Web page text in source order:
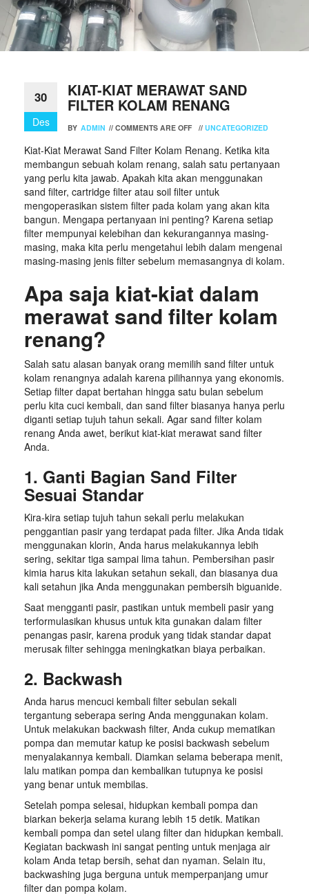
30
Des
KIAT-KIAT MERAWAT SAND
FILTER KOLAM RENANG
BY ADMIN // COMMENTS ARE OFF // UNCATEGORIZED
Kiat-Kiat Merawat Sand Filter Kolam Renang. Ketika kita
membangun sebuah kolam renang, salah satu pertanyaan
yang perlu kita jawab. Apakah kita akan menggunakan
sand filter, cartridge filter atau soil filter untuk
mengoperasikan sistem filter pada kolam yang akan kita
bangun. Mengapa pertanyaan ini penting? Karena setiap
filter mempunyai kelebihan dan kekurangannya masing-
masing, maka kita perlu mengetahui lebih dalam mengenai
masing-masing jenis filter sebelum memasangnya di kolam.
Apa saja kiat-kiat dalam
merawat sand filter kolam
renang?
Salah satu alasan banyak orang memilih sand filter untuk
kolam renangnya adalah karena pilihannya yang ekonomis.
Setiap filter dapat bertahan hingga satu bulan sebelum
perlu kita cuci kembali, dan sand filter biasanya hanya perlu
diganti setiap tujuh tahun sekali. Agar sand filter kolam
renang Anda awet, berikut kiat-kiat merawat sand filter
Anda.
1. Ganti Bagian Sand Filter
Sesuai Standar
Kira-kira setiap tujuh tahun sekali perlu melakukan
penggantian pasir yang terdapat pada filter. Jika Anda tidak
menggunakan klorin, Anda harus melakukannya lebih
sering, sekitar tiga sampai lima tahun. Pembersihan pasir
kimia harus kita lakukan setahun sekali, dan biasanya dua
kali setahun jika Anda menggunakan pembersih biguanide.
Saat mengganti pasir, pastikan untuk membeli pasir yang
terformulasikan khusus untuk kita gunakan dalam filter
penangas pasir, karena produk yang tidak standar dapat
merusak filter sehingga meningkatkan biaya perbaikan.
2. Backwash
Anda harus mencuci kembali filter sebulan sekali
tergantung seberapa sering Anda menggunakan kolam.
Untuk melakukan backwash filter, Anda cukup mematikan
pompa dan memutar katup ke posisi backwash sebelum
menyalakannya kembali. Diamkan selama beberapa menit,
lalu matikan pompa dan kembalikan tutupnya ke posisi
yang benar untuk membilas.
Setelah pompa selesai, hidupkan kembali pompa dan
biarkan bekerja selama kurang lebih 15 detik. Matikan
kembali pompa dan setel ulang filter dan hidupkan kembali.
Kegiatan backwash ini sangat penting untuk menjaga air
kolam Anda tetap bersih, sehat dan nyaman. Selain itu,
backwashing juga berguna untuk memperpanjang umur
filter dan pompa kolam.